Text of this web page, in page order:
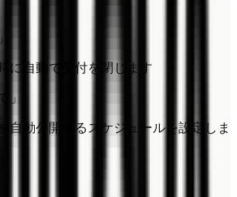
に自動で受付を閉じます
」
自動公開するスケジュールを設定しま